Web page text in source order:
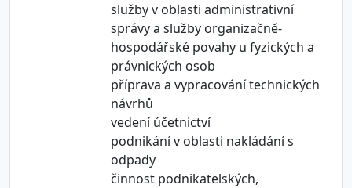
služby v oblasti administrativní
správy a služby organizačně-
hospodářské povahy u fyzických a
právnických osob
příprava a vypracování technických
návrhů
vedení účetnictví
podnikání v oblasti nakládání s
odpady
činnost podnikatelských,